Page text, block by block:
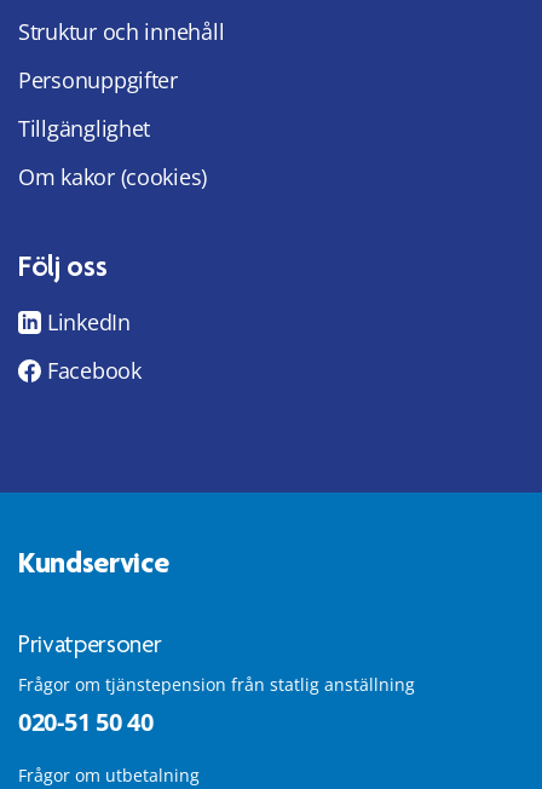
Struktur och innehåll
Personuppgifter
Tillgänglighet
Om kakor (cookies)
Följ oss
LinkedIn
Facebook
Kundservice
Privatpersoner
Frågor om tjänstepension från statlig anställning
020-51 50 40
Frågor om utbetalning